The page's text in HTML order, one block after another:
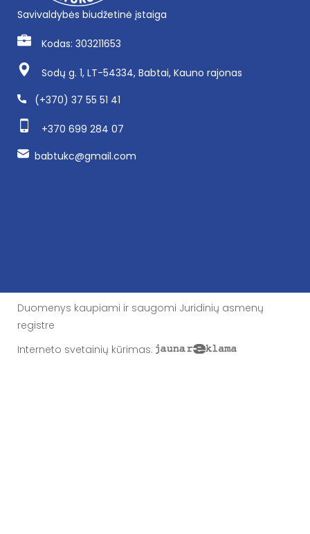
Savivaldybės biudžetinė įstaiga
Kodas: 303211653
Sodų g. 1, LT-54334, Babtai, Kauno rajonas
(+370) 37 55 51 41
+370 699 284 07
babtukc@gmail.com
Duomenys kaupiami ir saugomi Juridinių asmenų
registre
Interneto svetainių kūrimas: